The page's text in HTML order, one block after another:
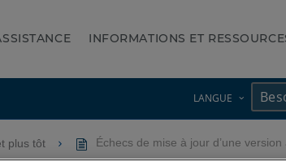
INFORMATIONS ET
LANGUE
plus tôt Échecs de mise à jour d’une